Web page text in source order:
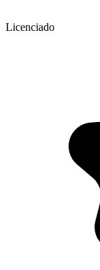
Licenciado